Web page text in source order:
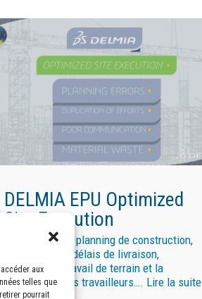
aux
telles que
pourrait
DELMIA EPU Optimized
Site Execution
Compressez le planning de construction,
respectez vos délais de livraison,
optimisez le travail de terrain et la
productivité des travailleurs…. Lire la suite
»